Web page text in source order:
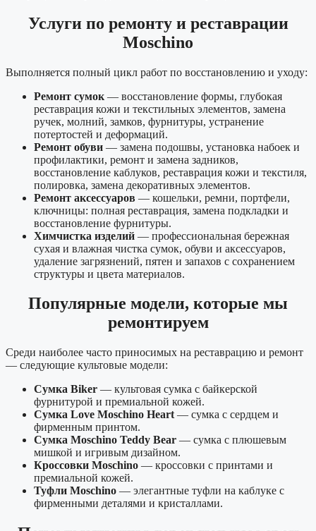
Услуги по ремонту и реставрации
Moschino
Выполняется полный цикл работ по восстановлению и уходу:
Ремонт сумок — восстановление формы, глубокая
реставрация кожи и текстильных элементов, замена
ручек, молний, замков, фурнитуры, устранение
потертостей и деформаций.
Ремонт обуви — замена подошвы, установка набоек и
профилактики, ремонт и замена задников,
восстановление каблуков, реставрация кожи и текстиля,
полировка, замена декоративных элементов.
Ремонт аксессуаров — кошельки, ремни, портфели,
ключницы: полная реставрация, замена подкладки и
восстановление фурнитуры.
Химчистка изделий — профессиональная бережная
сухая и влажная чистка сумок, обуви и аксессуаров,
удаление загрязнений, пятен и запахов с сохранением
структуры и цвета материалов.
Популярные модели, которые мы
ремонтируем
Среди наиболее часто приносимых на реставрацию и ремонт
— следующие культовые модели:
Сумка Biker — культовая сумка с байкерской
фурнитурой и премиальной кожей.
Сумка Love Moschino Heart — сумка с сердцем и
фирменным принтом.
Сумка Moschino Teddy Bear — сумка с плюшевым
мишкой и игривым дизайном.
Кроссовки Moschino — кроссовки с принтами и
премиальной кожей.
Туфли Moschino — элегантные туфли на каблуке с
фирменными деталями и кристаллами.